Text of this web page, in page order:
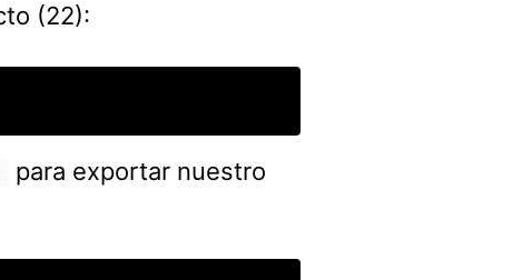
(22):
para exportar nuestro